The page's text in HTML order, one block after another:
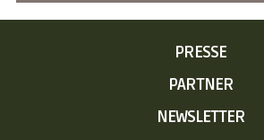
NAVIGATION
PRESSE
PARTNER
NEWSLETTER